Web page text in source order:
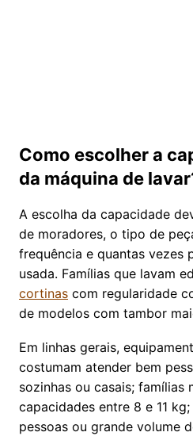
Como escolher a
da máquina de
A escolha da capacidade
de moradores, o tipo de
frequência e quantas vezes
usada. Famílias que lavam
cortinas com regularidade
de modelos com tambor
Em linhas gerais,
costumam atender bem
sozinhas ou casais; famílias
capacidades entre 8 e 11
pessoas ou grande volume